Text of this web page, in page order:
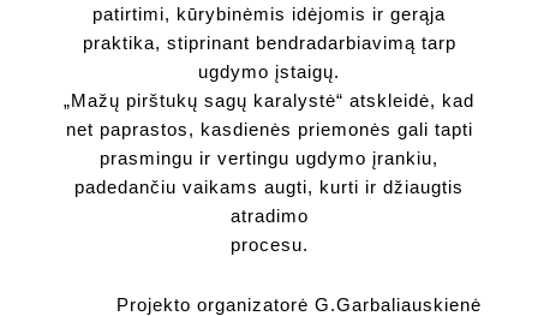
patirtimi, kūrybinėmis idėjomis ir gerąja
praktika, stiprinant bendradarbiavimą tarp
ugdymo įstaigų.
„Mažų pirštukų sagų karalystė“ atskleidė, kad
net paprastos, kasdienės priemonės gali tapti
prasmingu ir vertingu ugdymo įrankiu,
padedančiu vaikams augti, kurti ir džiaugtis
atradimo
procesu.
Projekto organizatorė G.Garbaliauskienė